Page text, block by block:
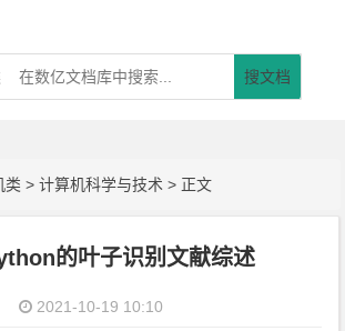
搜文档
类 >计算机科学与技术 > 正文
的叶子识别文献综述
2021-10-19 10:10